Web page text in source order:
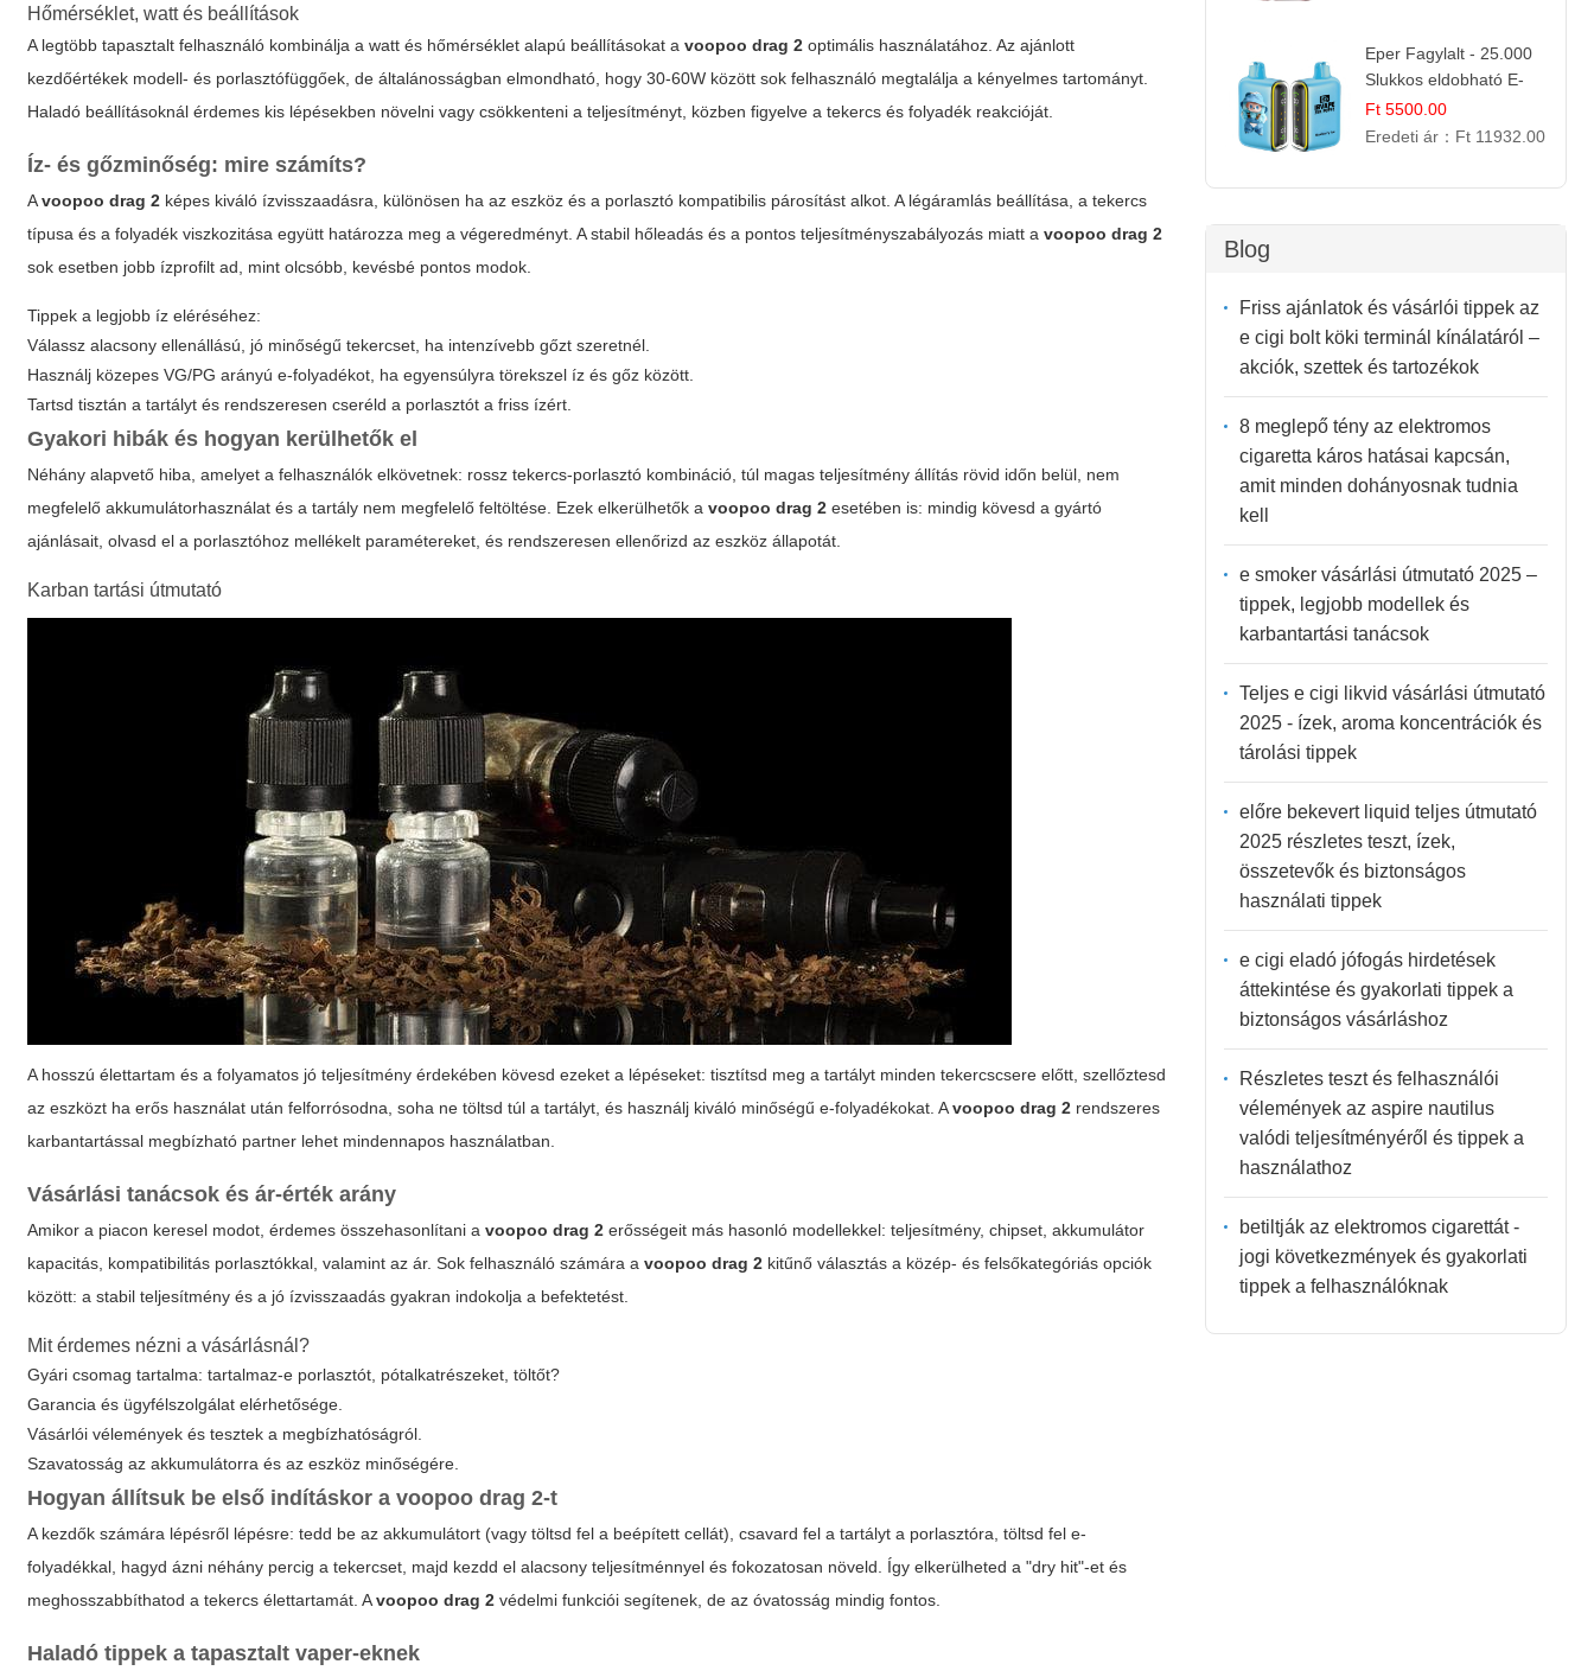
Hőmérséklet, watt és beállítások
A legtöbb tapasztalt felhasználó kombinálja a watt és hőmérséklet alapú beállításokat avoopoo drag 2 optimális használatához. Az ajánlott
kezdőértékek modell- és porlasztófüggőek, de általánosságban elmondható, hogy 30-60W között sok felhasználó megtalálja a kényelmes tartományt.
Haladó beállításoknál érdemes kis lépésekben növelni vagy csökkenteni a teljesítményt, közben figyelve a tekercs és folyadék reakcióját.
Íz- és gőzminőség: mire számíts?
Avoopoo drag 2 képes kiváló ízvisszaadásra, különösen ha az eszköz és a porlasztó kompatibilis párosítást alkot. A légáramlás beállítása, a tekercs
típusa és a folyadék viszkozitása együtt határozza meg a végeredményt. A stabil hőleadás és a pontos teljesítményszabályozás miatt avoopoo drag 2
sok esetben jobb ízprofilt ad, mint olcsóbb, kevésbé pontos modok.
Tippek a legjobb íz eléréséhez:
Válassz alacsony ellenállású, jó minőségű tekercset, ha intenzívebb gőzt szeretnél.
Használj közepes VG/PG arányú e-folyadékot, ha egyensúlyra törekszel íz és gőz között.
Tartsd tisztán a tartályt és rendszeresen cseréld a porlasztót a friss ízért.
Gyakori hibák és hogyan kerülhetők el
Néhány alapvető hiba, amelyet a felhasználók elkövetnek: rossz tekercs-porlasztó kombináció, túl magas teljesítmény állítás rövid időn belül, nem
megfelelő akkumulátorhasználat és a tartály nem megfelelő feltöltése. Ezek elkerülhetők avoopoo drag 2 esetében is: mindig kövesd a gyártó
ajánlásait, olvasd el a porlasztóhoz mellékelt paramétereket, és rendszeresen ellenőrizd az eszköz állapotát.
Karban tartási útmutató
A hosszú élettartam és a folyamatos jó teljesítmény érdekében kövesd ezeket a lépéseket: tisztítsd meg a tartályt minden tekercscsere előtt, szellőztesd
az eszközt ha erős használat után felforrósodna, soha ne töltsd túl a tartályt, és használj kiváló minőségű e-folyadékokat. Avoopoo drag 2 rendszeres
karbantartással megbízható partner lehet mindennapos használatban.
Vásárlási tanácsok és ár-érték arány
Amikor a piacon keresel modot, érdemes összehasonlítani avoopoo drag 2 erősségeit más hasonló modellekkel: teljesítmény, chipset, akkumulátor
kapacitás, kompatibilitás porlasztókkal, valamint az ár. Sok felhasználó számára avoopoo drag 2 kitűnő választás a közép- és felsőkategóriás opciók
között: a stabil teljesítmény és a jó ízvisszaadás gyakran indokolja a befektetést.
Mit érdemes nézni a vásárlásnál?
Gyári csomag tartalma: tartalmaz-e porlasztót, pótalkatrészeket, töltőt?
Garancia és ügyfélszolgálat elérhetősége.
Vásárlói vélemények és tesztek a megbízhatóságról.
Szavatosság az akkumulátorra és az eszköz minőségére.
Hogyan állítsuk be első indításkor avoopoo drag 2-t
A kezdők számára lépésről lépésre: tedd be az akkumulátort (vagy töltsd fel a beépített cellát), csavard fel a tartályt a porlasztóra, töltsd fel e-
folyadékkal, hagyd ázni néhány percig a tekercset, majd kezdd el alacsony teljesítménnyel és fokozatosan növeld. Így elkerülheted a "dry hit"-et és
meghosszabbíthatod a tekercs élettartamát. Avoopoo drag 2 védelmi funkciói segítenek, de az óvatosság mindig fontos.
Haladó tippek a tapasztalt vaper-eknek
Eper Fagylalt - 25.000
Slukkos eldobható E-
cigaretta | Édes
Desszert Íz
Ft 5500.00
Eredeti ár： Ft 11932.00
Blog
Friss ajánlatok és vásárlói tippek az
e cigi bolt köki terminál kínálatáról –
akciók, szettek és tartozékok
8 meglepő tény az elektromos
cigaretta káros hatásai kapcsán,
amit minden dohányosnak tudnia
kell
e smoker vásárlási útmutató 2025 –
tippek, legjobb modellek és
karbantartási tanácsok
Teljes e cigi likvid vásárlási útmutató
2025 - ízek, aroma koncentrációk és
tárolási tippek
előre bekevert liquid teljes útmutató
2025 részletes teszt, ízek,
összetevők és biztonságos
használati tippek
e cigi eladó jófogás hirdetések
áttekintése és gyakorlati tippek a
biztonságos vásárláshoz
Részletes teszt és felhasználói
vélemények az aspire nautilus
valódi teljesítményéről és tippek a
használathoz
betiltják az elektromos cigarettát -
jogi következmények és gyakorlati
tippek a felhasználóknak